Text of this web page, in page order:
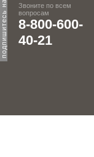
Звоните по всем
вопросам
8-800-600-
40-21